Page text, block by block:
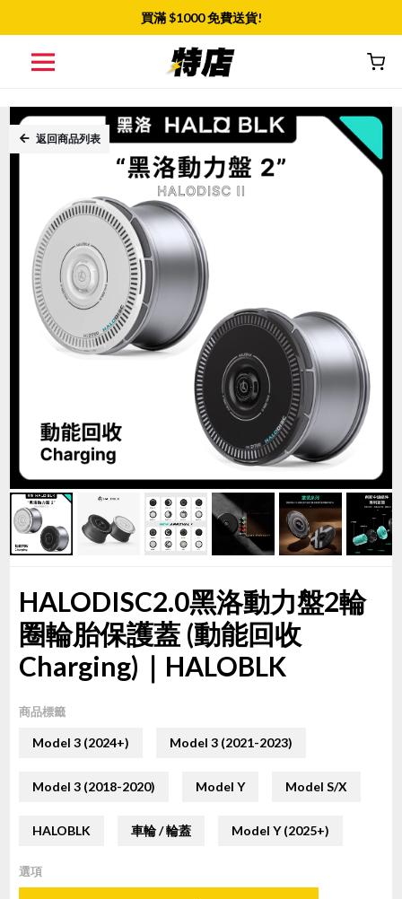
買滿 $1000免費送貨!
返回商品列表
HALODISC2.0黑洛動力盤2輪
圈輪胎保護蓋 (動能回收
Charging)｜HALOBLK
商品標籤
Model 3 (2024+) Model 3 (2021-2023)
Model 3 (2018-2020) Model Y Model S/X
HALOBLK 車輪 / 輪蓋 Model Y (2025+)
選項